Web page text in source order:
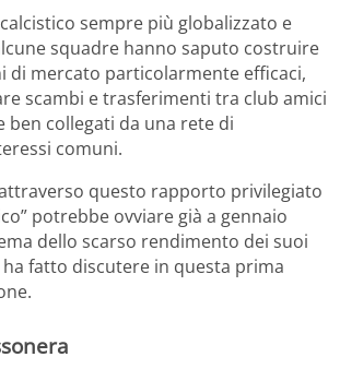
sempre più globalizzato e
squadre hanno saputo costruire
di mercato particolarmente efficaci,
scambi e trasferimenti tra club amici
ben collegati da una rete di
comuni.
questo rapporto privilegiato
potrebbe ovviare già a gennaio
dello scarso rendimento dei suoi
fatto discutere in questa prima